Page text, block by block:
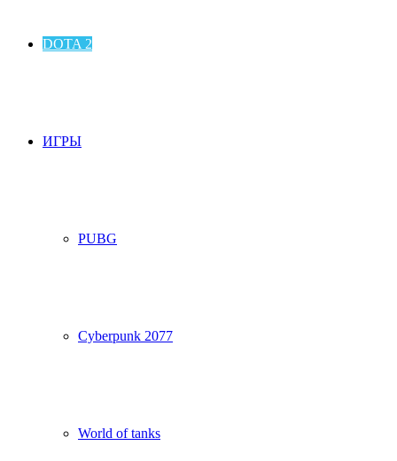
DOTA 2
ИГРЫ
PUBG
Cyberpunk 2077
World of tanks